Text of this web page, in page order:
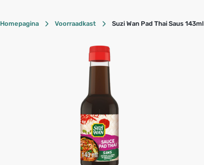
Homepagina Voorraadkast Suzi Wan Pad Thai Saus 143ml